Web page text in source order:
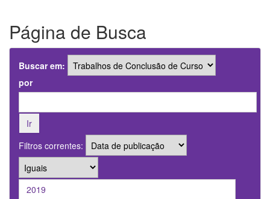
Página de Busca
Buscar em:
por
Filtros correntes: